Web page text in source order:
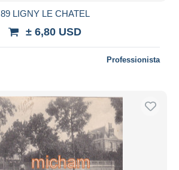
89 LIGNY LE CHATEL
± 6,80 USD
Professionista